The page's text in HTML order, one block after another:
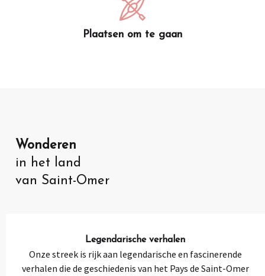
Plaatsen om te gaan
Wonderen
in het land
van Saint-Omer
Legendarische verhalen
Onze streek is rijk aan legendarische en fascinerende
verhalen die de geschiedenis van het Pays de Saint-Omer